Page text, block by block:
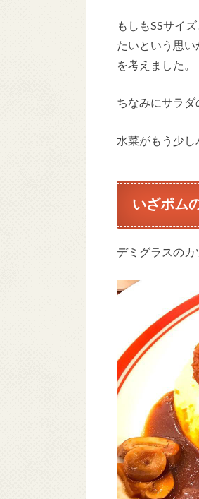
もしもSSサイ
たいという思
を考えました。
ちなみにサラダ
水菜がもう少し
いざポム
デミグラスのカ